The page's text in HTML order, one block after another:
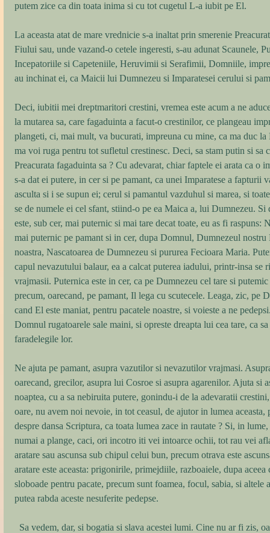
putem zice ca din toata inima si cu tot cugetul L-a iubit pe El.
La aceasta atat de mare vrednicie s-a inaltat prin smerenie
Fiului sau, unde vazand-o cetele ingeresti, s-au adunat Scaunele,
Incepatoriile si Capeteniile, Heruvimii si Serafimii, Domniile,
au inchinat ei, ca Maicii lui Dumnezeu si Imparatesei cerului si
Deci, iubitii mei dreptmaritori crestini, vremea este acum a ne
la mutarea sa, care fagaduinta a facut-o crestinilor, ce plangeau
plangeti, ci, mai mult, va bucurati, impreuna cu mine, ca ma duc
ma voi ruga pentru tot sufletul crestinesc. Deci, sa stam putin si sa
Preacurata fagaduinta sa ? Cu adevarat, chiar faptele ei arata ca o
s-a dat ei putere, in cer si pe pamant, ca unei Imparatese a fapturii
asculta si i se supun ei; cerul si pamantul vazduhul si marea, si
se de numele ei cel sfant, stiind-o pe ea Maica a, lui Dumnezeu.
este, sub cer, mai puternic si mai tare decat toate, eu as fi raspuns:
mai puternic pe pamant si in cer, dupa Domnul, Dumnezeul nostru
noastra, Nascatoarea de Dumnezeu si pururea Fecioara Maria.
capul nevazutului balaur, ea a calcat puterea iadului, printr-insa
vrajmasii. Puternica este in cer, ca pe Dumnezeu cel tare si
precum, oarecand, pe pamant, Il lega cu scutecele. Leaga, zic, pe
cand El este maniat, pentru pacatele noastre, si voieste a ne
Domnul rugatoarele sale maini, si opreste dreapta lui cea tare, ca
faradelegile lor.
Ne ajuta pe pamant, asupra vazutilor si nevazutilor vrajmasi.
oarecand, grecilor, asupra lui Cosroe si asupra agarenilor. Ajuta si
noaptea, cu a sa nebiruita putere, gonindu-i de la adevaratii
oare, nu avem noi nevoie, in tot ceasul, de ajutor in lumea
despre dansa Scriptura, ca toata lumea zace in rautate ? Si, in
numai a plange, caci, ori incotro iti vei intoarce ochii, tot rau vei
aratare sau ascunsa sub chipul celui bun, precum otrava este
aratare este aceasta: prigonirile, primejdiile, razboaiele, dupa
sloboade pentru pacate, precum sunt foamea, focul, sabia, si altele
putea rabda aceste nesuferite pedepse.